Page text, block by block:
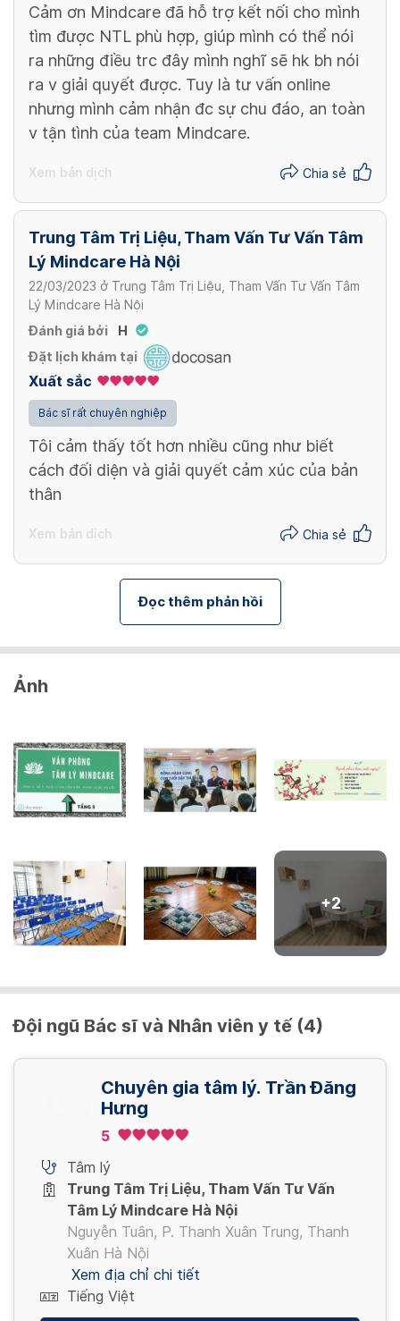
Cảm ơn Mindcare đã hỗ trợ kết nối cho mình
tìm được NTL phù hợp, giúp mình có thể nói
ra những điều trc đây mình nghĩ sẽ hk bh nói
ra v giải quyết được. Tuy là tư vấn online
nhưng mình cảm nhận đc sự chu đáo, an toàn
v tận tình của team Mindcare.
Xem bản dịch Chia sẻ
Trung Tâm Trị Liệu, Tham Vấn Tư Vấn Tâm
Lý Mindcare Hà Nội
22/03/2023 ở Trung Tâm Trị Liệu, Tham Vấn Tư Vấn Tâm
Lý Mindcare Hà Nội
Đánh giá bởi
H
Đặt lịch khám tại
Xuất sắc
Bác sĩ rất chuyên nghiệp
Tôi cảm thấy tốt hơn nhiều cũng như biết
cách đối diện và giải quyết cảm xúc của bản
thân
Xem bản dịch Chia sẻ
Đọc thêm phản hồi
Ảnh
+2
Đội ngũ Bác sĩ và Nhân viên y tế (4)
Chuyên gia tâm lý. Trần Đăng
Hưng
5
Tâm lý
Trung Tâm Trị Liệu, Tham Vấn Tư Vấn
Tâm Lý Mindcare Hà Nội
Nguyễn Tuân, P. Thanh Xuân Trung, Thanh
Xuân Hà Nội
Xem địa chỉ chi tiết
Tiếng Việt